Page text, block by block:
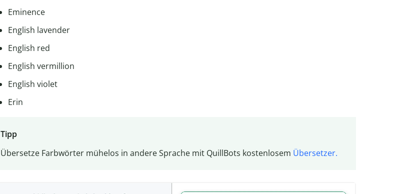
Eminence
English lavender
English red
English vermillion
English violet
Erin
Tipp
Übersetze Farbwörter mühelos in andere Sprache mit QuillBots kostenlosem Übersetzer.